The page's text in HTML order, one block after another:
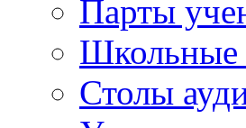
Парты
Школьные
Столы